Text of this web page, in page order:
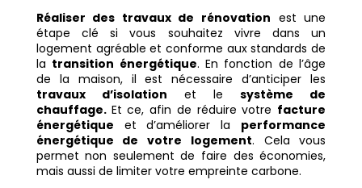
Réaliser des travaux de rénovation est une
étape clé si vous souhaitez vivre dans un
logement agréable et conforme aux standards de
la transition énergétique. En fonction de l’âge
de la maison, il est nécessaire d’anticiper les
travaux d’isolation et lesystème de
chauffage. Et ce, afin de réduire votre facture
énergétique et d’améliorer la performance
énergétique de votre logement. Cela vous
permet non seulement de faire des économies,
mais aussi de limiter votre empreinte carbone.